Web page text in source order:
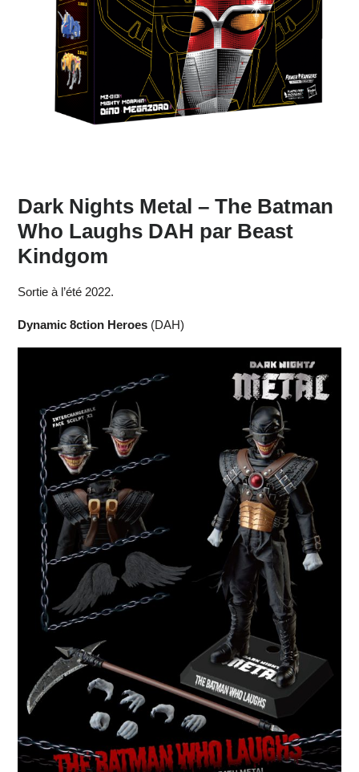
Dark Nights Metal – The Batman
Who Laughs DAH par Beast
Kindgom
Sortie à l’été 2022.
Dynamic 8ction Heroes(DAH)